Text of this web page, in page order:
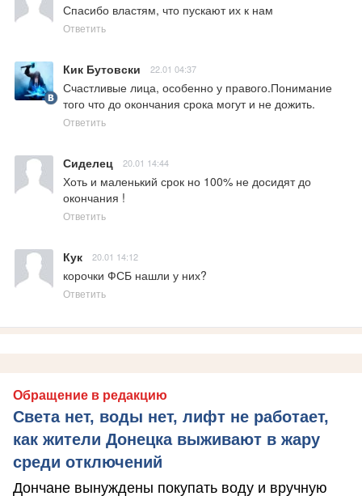
Спасибо властям, что пускают их к нам
Ответить
Кик Бутовски 22.01 04:37
Счастливые лица, особенно у правого.Понимание
того что до окончания срока могут и не дожить.
Ответить
Сиделец 20.01 14:44
Хоть и маленький срок но 100% не досидят до
окончания !
Ответить
Кук 20.01 14:12
корочки ФСБ нашли у них?
Ответить
Обращение в редакцию
Света нет, воды нет, лифт не работает,
как жители Донецка выживают в жару
среди отключений
Дончане вынуждены покупать воду и вручную